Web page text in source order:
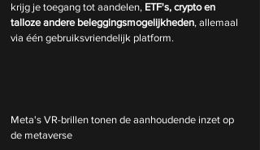
krijg je toegang tot aandelen, ETF's, crypto en
talloze andere beleggingsmogelijkheden, allemaal
via één gebruiksvriendelijk platform.
Meta's VR-brillen tonen de aanhoudende inzet op
de metaverse